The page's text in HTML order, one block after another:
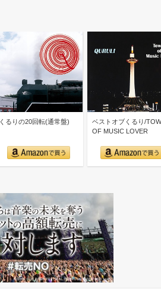
くるりの20回転(通常盤)
ベストオブくるり/
OF MUSIC LOVER